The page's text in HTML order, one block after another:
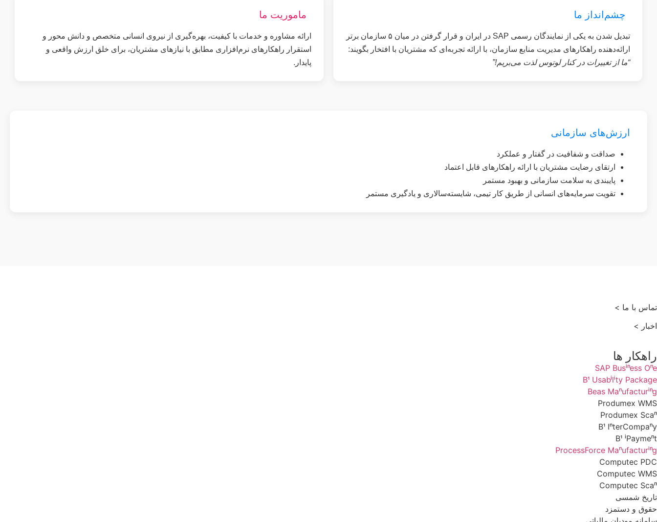
چشم‌انداز ما
تبدیل شدن به یکی از نمایندگان رسمی SAP در ایران و قرار گرفتن در میان ۵ سازمان برتر
ارائه‌دهنده راهکارهای مدیریت منابع سازمان، با ارائه تجربه‌ای که مشتریان با افتخار بگویند:
“ما از تغییرات در کنار لوتوس لذت می‌بریم!”
ماموریت ما
ارائه مشاوره و خدمات با کیفیت، بهره‌گیری از نیروی انسانی متخصص و دانش محور و
استقرار راهکارهای نرم‌افزاری مطابق با نیازهای مشتریان، برای خلق ارزش واقعی و
پایدار.
ارزش‌های سازمانی
صداقت و شفافیت در گفتار و عملکرد
ارتقای رضایت مشتریان با ارائه راهکارهای قابل اعتماد
پایبندی به سلامت سازمانی و بهبود مستمر
تقویت سرمایه‌های انسانی از طریق کار تیمی، شایسته‌سالاری و یادگیری مستمر
تماس با ما >
اخبار >
راهکار ها
SAP Business One
B1 Usability Package
Beas Manufacturing
Produmex WMS
Produmex Scan
B1 InterCompany
B1 iPayment
ProcessForce Manufacturing
Computec PDC
Computec WMS
Computec Scan
تاریخ شمسی
حقوق و دستمزد